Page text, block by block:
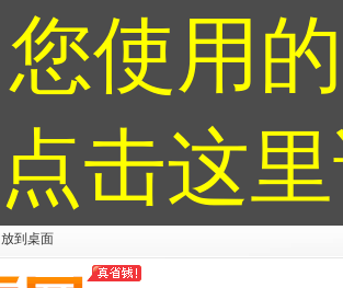
您使用
点击这
放到桌面